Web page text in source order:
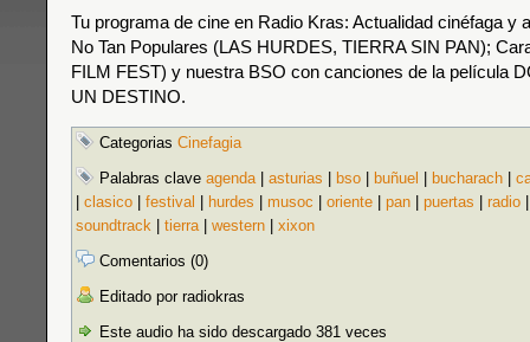
Tu programa de cine en Radio Kras: Actualidad cinéfaga y
No Tan Populares (LAS HURDES, TIERRA SIN PAN);
FILM FEST) y nuestra BSO con canciones de la película
UN DESTINO.
Categorias Cinefagia
Palabras clave agenda| asturias bso buñuel bucharach
clasico festival hurdes musoc oriente pan puertas radio
soundtrack
tierra| western
xixon
Comentarios (0)
Editado por radiokras
Este audio ha sido descargado 381 veces